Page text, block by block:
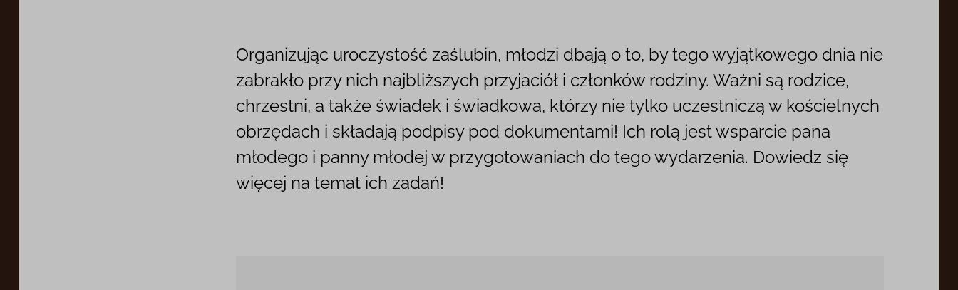
Organizując uroczystość zaślubin, młodzi dbają o to, by tego wyjątkowego dnia nie
zabrakło przy nich najbliższych przyjaciół i członków rodziny. Ważni są rodzice,
chrzestni, a także świadek i świadkowa, którzy nie tylko uczestniczą w kościelnych
obrzędach i składają podpisy pod dokumentami! Ich rolą jest wsparcie pana
młodego i panny młodej w przygotowaniach do tego wydarzenia. Dowiedz się
więcej na temat ich zadań!